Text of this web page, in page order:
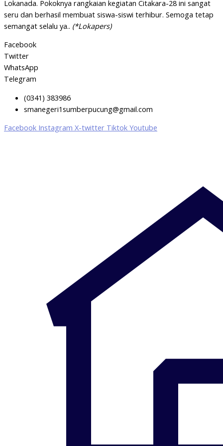
Lokanada. Pokoknya rangkaian kegiatan Citakara-28 ini sangat
seru dan berhasil membuat siswa-siswi terhibur. Semoga tetap
semangat selalu ya.. (*Lokapers)
Facebook
Twitter
WhatsApp
Telegram
(0341) 383986
smanegeri1sumberpucung@gmail.com
Facebook Instagram X-twitter Tiktok Youtube